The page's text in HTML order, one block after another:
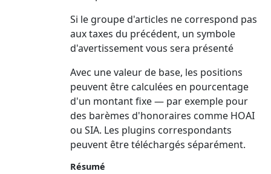
Si le groupe d'articles ne correspond pas
aux taxes du précédent, un symbole
d'avertissement vous sera présenté
Avec une valeur de base, les positions
peuvent être calculées en pourcentage
d'un montant fixe — par exemple pour
des barèmes d'honoraires comme HOAI
ou SIA. Les plugins correspondants
peuvent être téléchargés séparément.
Résumé